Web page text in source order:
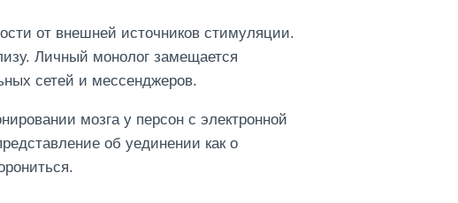
от внешней источников стимуляции.
Личный монолог замещается
сетей и мессенджеров.
мозга у персон с электронной
об уединении как о